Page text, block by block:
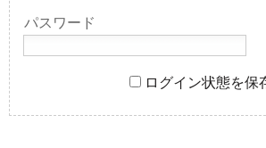
パスワード
ログイン状態を保